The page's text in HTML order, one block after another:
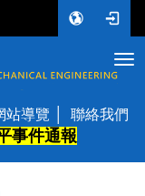
工程學系
站導覽
聯絡我們
事件通報